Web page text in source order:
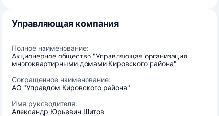
Управляющая компания
Полное наименование:
Акционерное общество "Управляющая организация
многоквартирными домами Кировского района"
Сокращенное наименование:
АО "Управдом Кировского района"
Имя руководителя:
Александр Юрьевич Шитов